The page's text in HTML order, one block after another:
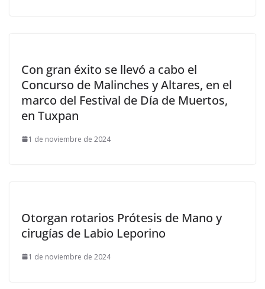
Con gran éxito se llevó a cabo el
Concurso de Malinches y Altares, en el
marco del Festival de Día de Muertos,
en Tuxpan
1 de noviembre de 2024
Otorgan rotarios Prótesis de Mano y
cirugías de Labio Leporino
1 de noviembre de 2024